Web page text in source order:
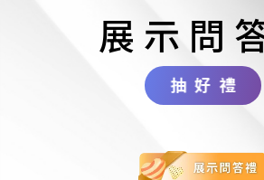
展示問
抽好禮